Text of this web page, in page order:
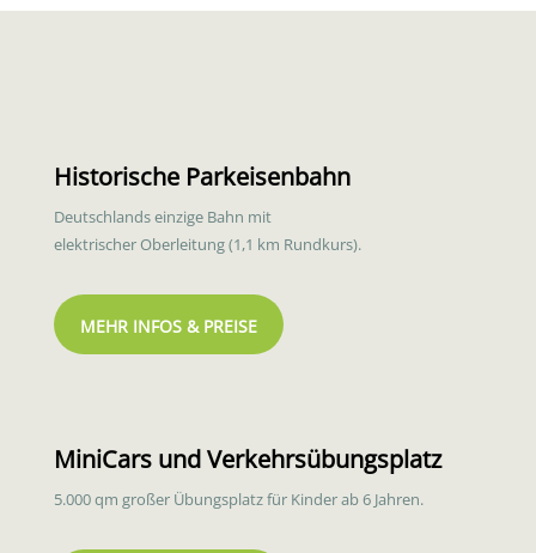
Historische Parkeisenbahn
Deutschlands einzige Bahn mit
elektrischer Oberleitung (1,1 km Rundkurs).
MEHR INFOS & PREISE
MiniCars und Verkehrsübungsplatz
5.000 qm großer Übungsplatz für Kinder ab 6 Jahren.